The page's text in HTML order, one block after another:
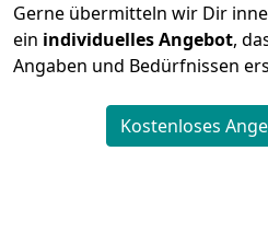
Gerne übermitteln wir Dir
ein individuelles Angebot,
Angaben und Bedürfnissen
Kostenloses